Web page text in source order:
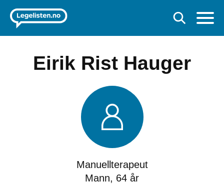
Eirik Rist Hauger
Manuellterapeut
Mann, 64 år